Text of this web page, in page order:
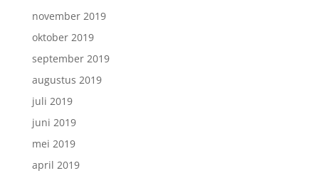
november 2019
oktober 2019
september 2019
augustus 2019
juli 2019
juni 2019
mei 2019
april 2019